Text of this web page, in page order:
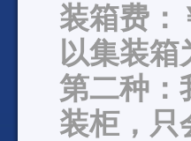
装箱费：
以集装箱
第二种：
装柜，只